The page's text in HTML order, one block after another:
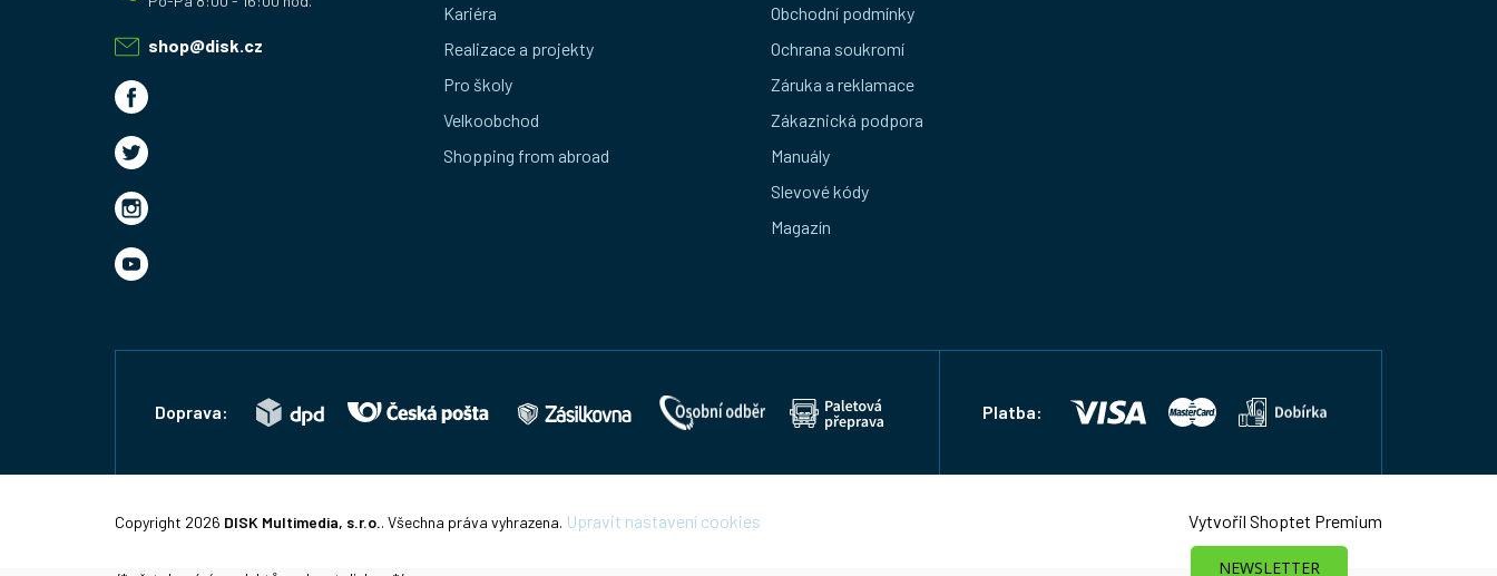
shop@disk.cz
Kariéra
Realizace a projekty
Pro školy
Velkoobchod
Shopping from abroad
Obchodní podmínky
Ochrana soukromí
Záruka a reklamace
Zákaznická podpora
Manuály
Slevové kódy
Magazín
Doprava: Platba:
Vytvořil Shoptet Premium
Copyright 2026 DISK Multimedia, s.r.o.. Všechna práva vyhrazena. Upravit nastavení cookies
NEWSLETTER